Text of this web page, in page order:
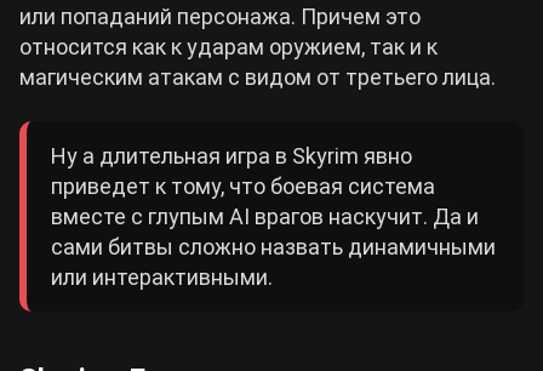
или попаданий персонажа. Причем это
относится как к ударам оружием, так и к
магическим атакам с видом от третьего лица.
Ну а длительная игра в Skyrim явно
приведет к тому, что боевая система
вместе с глупым AI врагов наскучит. Да и
сами битвы сложно назвать динамичными
или интерактивными.